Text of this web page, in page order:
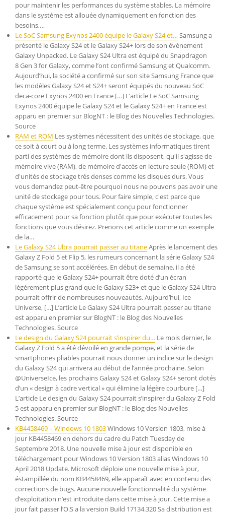
pour maintenir les performances du système stables. La mémoire
dans le système est allouée dynamiquement en fonction des
besoins,…
Le SoC Samsung Exynos 2400 équipe le Galaxy S24 et…Samsung a
présenté le Galaxy S24 et le Galaxy S24+ lors de son événement
Galaxy Unpacked. Le Galaxy S24 Ultra est équipé du Snapdragon
8 Gen 3 for Galaxy, comme l’ont confirmé Samsung et Qualcomm.
Aujourd’hui, la société a confirmé sur son site Samsung France que
les modèles Galaxy S24 et S24+ seront équipés du nouveau SoC
deca-core Exynos 2400 en France […] L’article Le SoC Samsung
Exynos 2400 équipe le Galaxy S24 et le Galaxy S24+ en France est
apparu en premier sur BlogNT : le Blog des Nouvelles Technologies.
Source
RAM et ROM Les systèmes nécessitent des unités de stockage, que
ce soit à court ou à long terme. Les systèmes informatiques tirent
parti des systèmes de mémoire dont ils disposent, qu'il s'agisse de
mémoire vive (RAM), de mémoire d'accès en lecture seule (ROM) et
d'unités de stockage très denses comme les disques durs. Vous
vous demandez peut-être pourquoi nous ne pouvons pas avoir une
unité de stockage pour tous. Pour faire simple, c'est parce que
chaque système est spécialement conçu pour fonctionner
efficacement pour sa fonction plutôt que pour exécuter toutes les
fonctions que vous désirez. Prenons cet article comme un exemple
de la…
Le Galaxy S24 Ultra pourrait passer au titaneAprès le lancement des
Galaxy Z Fold 5 et Flip 5, les rumeurs concernant la série Galaxy S24
de Samsung se sont accélérées. En début de semaine, il a été
rapporté que le Galaxy S24+ pourrait être doté d’un écran
légèrement plus grand que le Galaxy S23+ et que le Galaxy S24 Ultra
pourrait offrir de nombreuses nouveautés. Aujourd’hui, Ice
Universe, […] L’article Le Galaxy S24 Ultra pourrait passer au titane
est apparu en premier sur BlogNT : le Blog des Nouvelles
Technologies. Source
Le design du Galaxy S24 pourrait s’inspirer du… Le mois dernier, le
Galaxy Z Fold 5 a été dévoilé en grande pompe, et la série de
smartphones pliables pourrait nous donner un indice sur le design
du Galaxy S24 qui arrivera au début de l’année prochaine. Selon
@UniverseIce, les prochains Galaxy S24 et Galaxy S24+ seront dotés
d’un « design à cadre vertical » qui élimine la légère courbure […]
L’article Le design du Galaxy S24 pourrait s’inspirer du Galaxy Z Fold
5 est apparu en premier sur BlogNT : le Blog des Nouvelles
Technologies. Source
KB4458469 – Windows 10 1803Windows 10 Version 1803, mise à
jour KB4458469 en dehors du cadre du Patch Tuesday de
Septembre 2018. Une nouvelle mise à jour est disponible en
téléchargement pour Windows 10 Version 1803 alias Windows 10
April 2018 Update. Microsoft déploie une nouvelle mise à jour,
éstampillée du nom KB4458469, elle apparaît avec en contenu des
corrections de bugs. Aucune nouvelle fonctionnalité du système
d’exploitation n’est introduite dans cette mise à jour. Cette mise a
jour fait passer l’O.S a la version Build 17134.320 Sa distribution est